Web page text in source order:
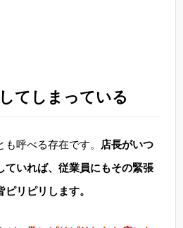
てしまっている
呼べる存在です。
店長がいつ
ていれば、従業員にもその緊張
リピリします。